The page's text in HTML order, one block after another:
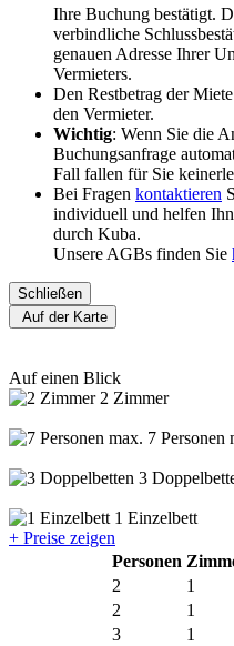
Ihre Buchung bestätigt.
verbindliche
genauen Adresse Ihrer
Vermieters.
Den Restbetrag der
den Vermieter.
Wichtig: Wenn Sie die
Buchungsanfrage
Fall fallen für Sie
Bei Fragen kontaktieren
individuell und helfen
durch Kuba.
Unsere AGBs finden Sie
Schließen
Auf der Karte
Auf einen Blick
2 Zimmer
7 Personen
3
1 Einzelbett
+ Preise zeigen
Personen
2
1
2
1
3
1